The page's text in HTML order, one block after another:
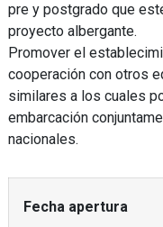
pre y postgrado que
proyecto albergante.
Promover el
cooperación con otros
similares a los cuales
embarcación
nacionales.
Fecha apertura